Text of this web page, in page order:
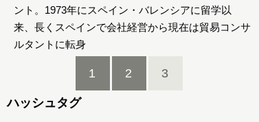
ント。1973年にスペイン・バレンシアに留学以
来、長くスペインで会社経営から現在は貿易コンサ
ルタントに転身
1 2 3
ハッシュタグ